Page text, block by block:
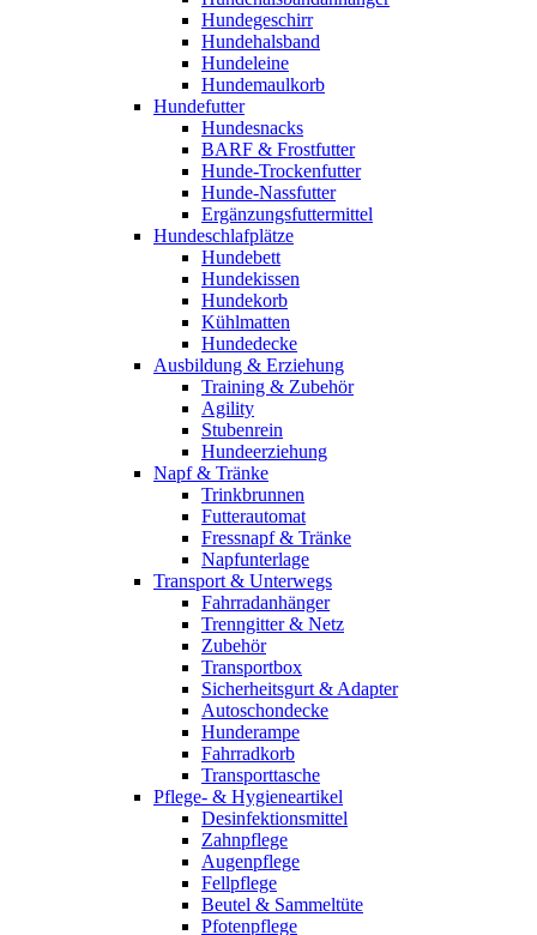
Hundegeschirr
Hundehalsband
Hundeleine
Hundemaulkorb
Hundefutter
Hundesnacks
BARF & Frostfutter
Hunde-Trockenfutter
Hunde-Nassfutter
Ergänzungsfuttermittel
Hundeschlafplätze
Hundebett
Hundekissen
Hundekorb
Kühlmatten
Hundedecke
Ausbildung & Erziehung
Training & Zubehör
Agility
Stubenrein
Hundeerziehung
Napf & Tränke
Trinkbrunnen
Futterautomat
Fressnapf & Tränke
Napfunterlage
Transport & Unterwegs
Fahrradanhänger
Trenngitter & Netz
Zubehör
Transportbox
Sicherheitsgurt & Adapter
Autoschondecke
Hunderampe
Fahrradkorb
Transporttasche
Pflege- & Hygieneartikel
Desinfektionsmittel
Zahnpflege
Augenpflege
Fellpflege
Beutel & Sammeltüte
Pfotenpflege